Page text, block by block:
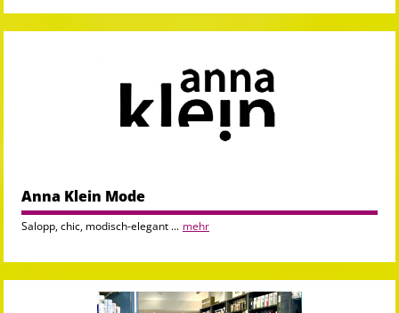
Anna Klein Mode
Salopp, chic, modisch-elegant ... mehr